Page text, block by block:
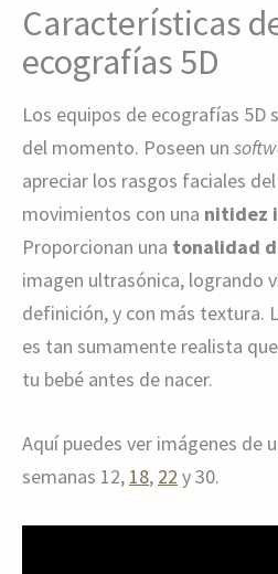
Características
ecografías 5D
Los equipos de ecografías 5D
del momento. Poseen un
apreciar los rasgos faciales
movimientos con una nitidez
Proporcionan una tonalidad
imagen ultrasónica, logrando
definición, y con más textura.
es tan sumamente realista
tu bebé antes de nacer.
Aquí puedes ver imágenes de
semanas 12, 18, 22 y 30.